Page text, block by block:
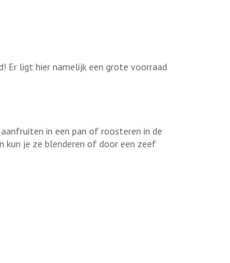
Er ligt hier namelijk een grote voorraad
in een pan of roosteren in de
kun je ze blenderen of door een zeef